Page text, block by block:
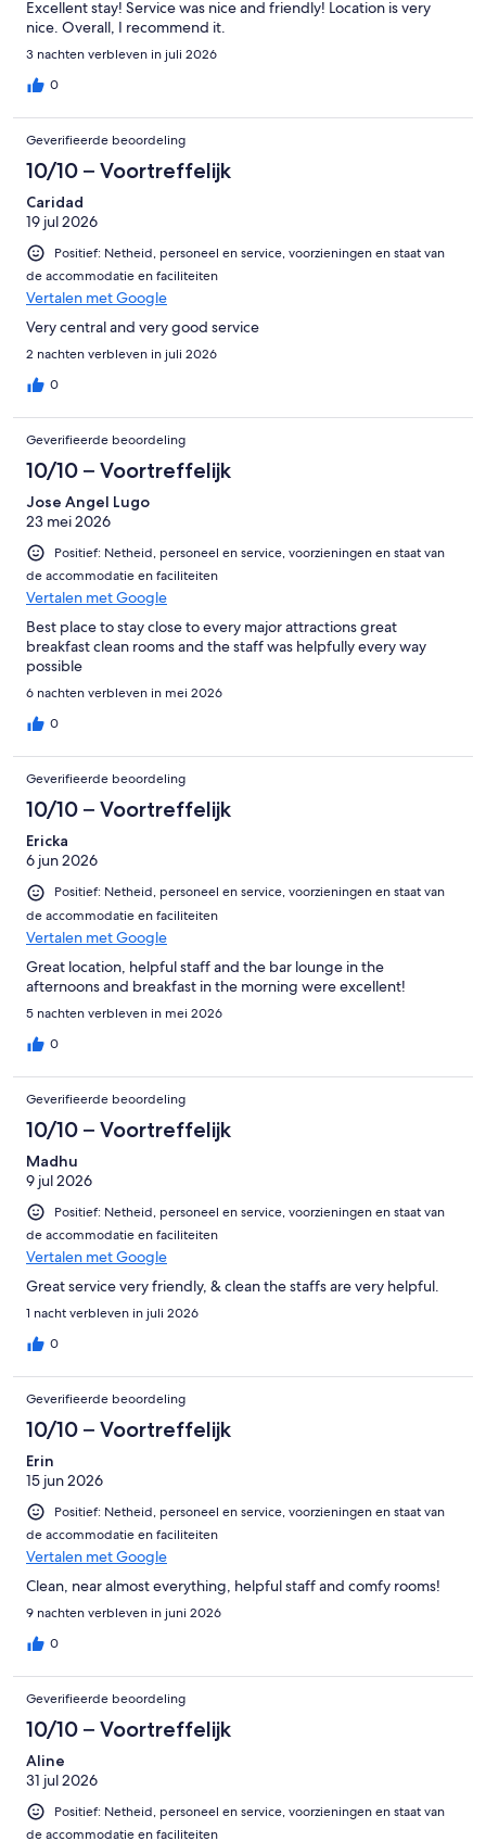
Excellent stay! Service was nice and friendly! Location is very
nice. Overall, I recommend it.
3 nachten verbleven in juli 2026
0
Geverifieerde beoordeling
10/10 – Voortreffelijk
Caridad
19 jul 2026
Positief: Netheid, personeel en service, voorzieningen en staat van
de accommodatie en faciliteiten
Vertalen met Google
Very central and very good service
2 nachten verbleven in juli 2026
0
Geverifieerde beoordeling
10/10 – Voortreffelijk
Jose Angel Lugo
23 mei 2026
Positief: Netheid, personeel en service, voorzieningen en staat van
de accommodatie en faciliteiten
Vertalen met Google
Best place to stay close to every major attractions great
breakfast clean rooms and the staff was helpfully every way
possible
6 nachten verbleven in mei 2026
0
Geverifieerde beoordeling
10/10 – Voortreffelijk
Ericka
6 jun 2026
Positief: Netheid, personeel en service, voorzieningen en staat van
de accommodatie en faciliteiten
Vertalen met Google
Great location, helpful staff and the bar lounge in the
afternoons and breakfast in the morning were excellent!
5 nachten verbleven in mei 2026
0
Geverifieerde beoordeling
10/10 – Voortreffelijk
Madhu
9 jul 2026
Positief: Netheid, personeel en service, voorzieningen en staat van
de accommodatie en faciliteiten
Vertalen met Google
Great service very friendly, & clean the staffs are very helpful.
1 nacht verbleven in juli 2026
0
Geverifieerde beoordeling
10/10 – Voortreffelijk
Erin
15 jun 2026
Positief: Netheid, personeel en service, voorzieningen en staat van
de accommodatie en faciliteiten
Vertalen met Google
Clean, near almost everything, helpful staff and comfy rooms!
9 nachten verbleven in juni 2026
0
Geverifieerde beoordeling
10/10 – Voortreffelijk
Aline
31 jul 2026
Positief: Netheid, personeel en service, voorzieningen en staat van
de accommodatie en faciliteiten